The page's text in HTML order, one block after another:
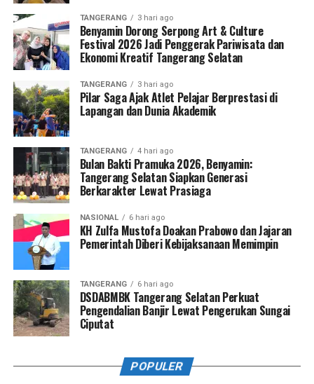
TANGERANG 3 hari ago
Benyamin Dorong Serpong Art & Culture
Festival 2026 Jadi Penggerak Pariwisata dan
Ekonomi Kreatif Tangerang Selatan
TANGERANG 3 hari ago
Pilar Saga Ajak Atlet Pelajar Berprestasi di
Lapangan dan Dunia Akademik
TANGERANG 4 hari ago
Bulan Bakti Pramuka 2026, Benyamin:
Tangerang Selatan Siapkan Generasi
Berkarakter Lewat Prasiaga
NASIONAL 6 hari ago
KH Zulfa Mustofa Doakan Prabowo dan Jajaran
Pemerintah Diberi Kebijaksanaan Memimpin
TANGERANG 6 hari ago
DSDABMBK Tangerang Selatan Perkuat
Pengendalian Banjir Lewat Pengerukan Sungai
Ciputat
POPULER